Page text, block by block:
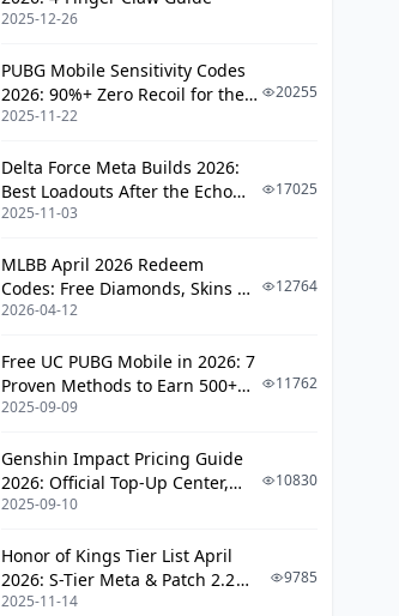
2025-12-26
PUBG Mobile Sensitivity Codes
2026: 90%+ Zero Recoil for the
V4.4 M416 & AUG Meta
2025-11-22
20255
Delta Force Meta Builds 2026:
Best Loadouts After the Echo
Season Update
2025-11-03
17025
MLBB April 2026 Redeem
Codes: Free Diamonds, Skins &
Starlight Rewards
2026-04-12
12764
Free UC PUBG Mobile in 2026: 7
Proven Methods to Earn 500+
UC (V4.3 & RPA18 Updates)
2025-09-09
11762
Genshin Impact Pricing Guide
2026: Official Top-Up Center,
Platform Differences, and
2025-09-10
10830
Honor of Kings Tier List April
2026: S-Tier Meta & Patch 2.2
Changes
2025-11-14
9785